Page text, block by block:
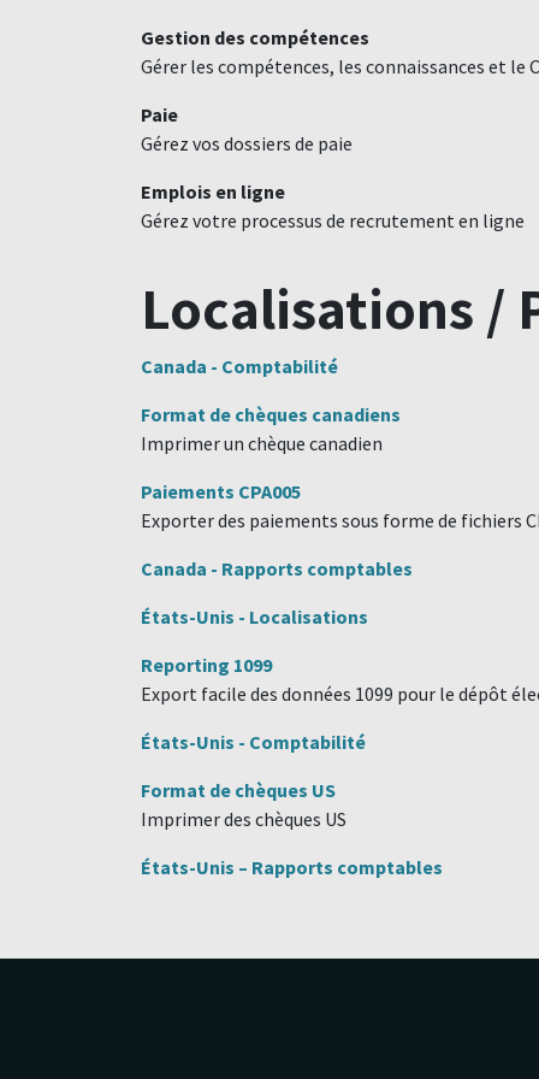
Gestion des compétences
Gérer les compétences, les connaissances et le
Paie
Gérez vos dossiers de paie
Emplois en ligne
Gérez votre processus de recrutement en ligne
Localisations /
Canada - Comptabilité
Format de chèques canadiens
Imprimer un chèque canadien
Paiements CPA005
Exporter des paiements sous forme de fichiers
Canada - Rapports comptables
États-Unis - Localisations
Reporting 1099
Export facile des données 1099 pour le dépôt
États-Unis - Comptabilité
Format de chèques US
Imprimer des chèques US
États-Unis – Rapports comptables